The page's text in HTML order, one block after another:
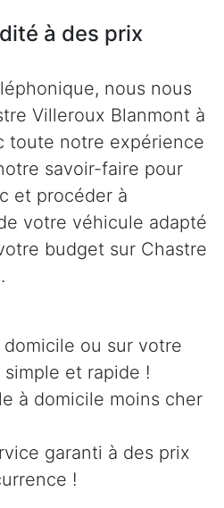
à des prix
nous nous
Villeroux Blanmont à
toute notre expérience
savoir-faire pour
et procéder à
votre véhicule adapté
budget sur Chastre
ou sur votre
et rapide !
à domicile moins cher
garanti à des prix
!